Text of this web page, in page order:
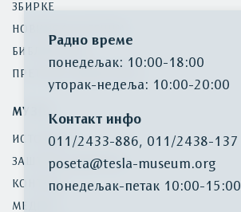
ЗБИРКЕ
НОВИНСКИ ИСЕЧЦИ
БИБЛИОТЕКА
ПРЕТРАГА ИНВЕНТАРА
МУЗЕЈ
ИСТОРИЈАТ
ЗАШТИТА БАШТИНЕ
КОНТАКТ
МЕДИЈИ
Радно време
понедељак: 10:00-18:00
уторак-недеља: 10:00-20:00
Контакт инфо
011/2433-886, 011/2438-137
poseta@tesla-museum.org
понедељaк-петак 10:00-15:00